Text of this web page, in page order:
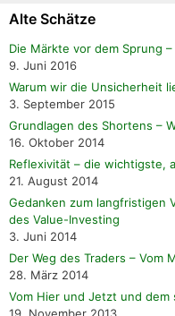
Alte Schätze
Die Märkte vor dem Sprung
9. Juni 2016
Warum wir die Unsicherheit
3. September 2015
Grundlagen des Shortens –
16. Oktober 2014
Reflexivität – die wichtigste,
21. August 2014
Gedanken zum langfristigen
des Value-Investing
3. Juni 2014
Der Weg des Traders – Vom
28. März 2014
Vom Hier und Jetzt und